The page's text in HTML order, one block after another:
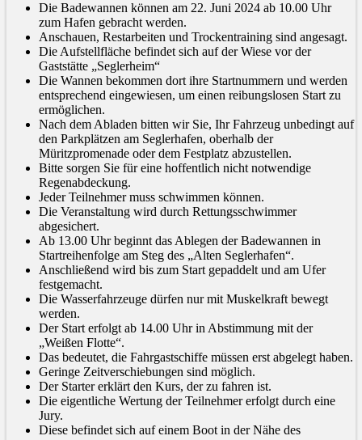
Die Badewannen können am 22. Juni 2024 ab 10.00 Uhr
zum Hafen gebracht werden.
Anschauen, Restarbeiten und Trockentraining sind angesagt.
Die Aufstellfläche befindet sich auf der Wiese vor der
Gaststätte „Seglerheim“
Die Wannen bekommen dort ihre Startnummern und werden
entsprechend eingewiesen, um einen reibungslosen Start zu
ermöglichen.
Nach dem Abladen bitten wir Sie, Ihr Fahrzeug unbedingt auf
den Parkplätzen am Seglerhafen, oberhalb der
Müritzpromenade oder dem Festplatz abzustellen.
Bitte sorgen Sie für eine hoffentlich nicht notwendige
Regenabdeckung.
Jeder Teilnehmer muss schwimmen können.
Die Veranstaltung wird durch Rettungsschwimmer
abgesichert.
Ab 13.00 Uhr beginnt das Ablegen der Badewannen in
Startreihenfolge am Steg des „Alten Seglerhafen“.
Anschließend wird bis zum Start gepaddelt und am Ufer
festgemacht.
Die Wasserfahrzeuge dürfen nur mit Muskelkraft bewegt
werden.
Der Start erfolgt ab 14.00 Uhr in Abstimmung mit der
„Weißen Flotte“.
Das bedeutet, die Fahrgastschiffe müssen erst abgelegt haben.
Geringe Zeitverschiebungen sind möglich.
Der Starter erklärt den Kurs, der zu fahren ist.
Die eigentliche Wertung der Teilnehmer erfolgt durch eine
Jury.
Diese befindet sich auf einem Boot in der Nähe des